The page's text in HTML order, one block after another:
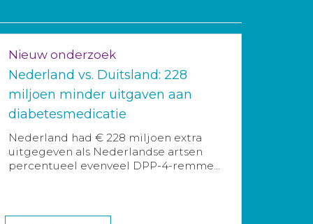
Nieuw onderzoek
Nederland vs. Duitsland: 228
miljoen minder uitgaven aan
diabetesmedicatie
Nederland had € 228 miljoen extra
uitgegeven als Nederlandse artsen
percentueel evenveel DPP-4-remme...